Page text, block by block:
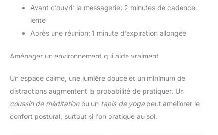
gardant le contrôle sur leur
Modes Sportifs &
Synchronisation Apple Health]
Atteignez vos objectifs avec
fitness). Via le GPS de votre
parcours précisément. Suivez
en temps réel vos pas, distance
et calories. Point fort : partagez
vos données avec Apple Health,
centralisé de vos performances.
Avant d’ouvrir la messagerie: 2 minutes de cadence
lente
Après une réunion: 1 minute d’expiration allongée
Aménager un environnement qui aide vraiment
Un espace calme, une lumière douce et un minimum de
distractions augmentent la probabilité de pratiquer. Un
coussin de méditationou un tapis de yoga peut améliorer le
confort postural, surtout si l’on pratique au sol.